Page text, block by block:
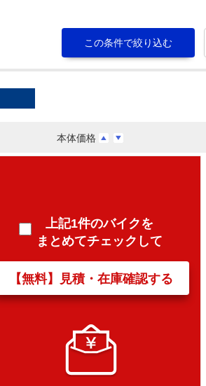
本体価格
上記1件のバイクを
まとめてチェックして
【無料】見積・在庫確認する